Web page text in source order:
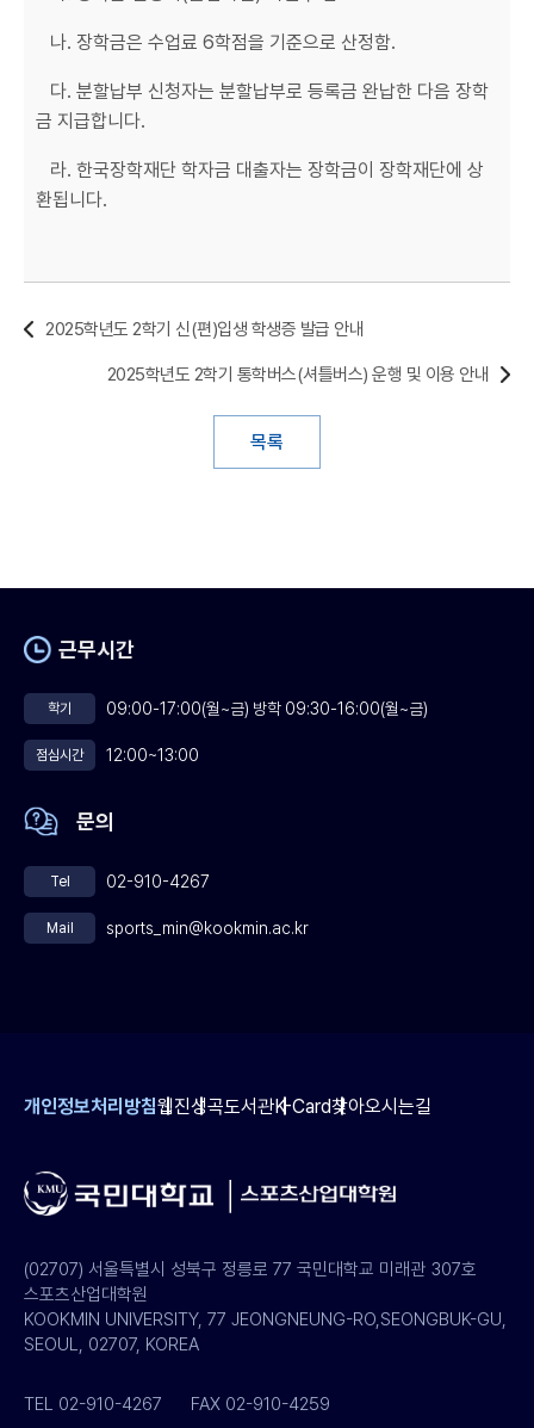
나. 장학금은 수업료 6학점을 기준으로 산정함.
다. 분할납부 신청자는 분할납부로 등록금 완납한 다음 장학
금 지급합니다.
라. 한국장학재단 학자금 대출자는 장학금이 장학재단에 상
환됩니다.
2025학년도 2학기 신(편)입생 학생증 발급 안내
목록
2025학년도 2학기 통학버스(셔틀버스) 운행 및 이용 안내
개인정보처리방침웹진성곡도서관K-Card찾아오시는길
(02707) 서울특별시 성북구 정릉로 77 국민대학교 미래관 307호
스포츠산업대학원
KOOKMIN UNIVERSITY, 77 JEONGNEUNG-RO,SEONGBUK-GU,
SEOUL, 02707, KOREA
TEL 02-910-4267 FAX 02-910-4259
근무시간
학기 09:00-17:00(월~금) 방학 09:30-16:00(월~금)
점심시간 12:00~13:00
문의
Tel 02-910-4267
Mail sports_min@kookmin.ac.kr